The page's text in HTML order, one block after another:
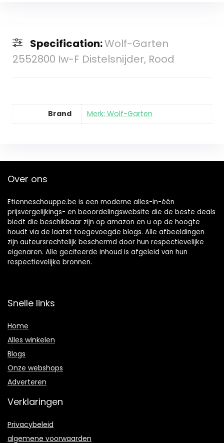
Specification:Wolf-Garten
2552800 Iw-F Distelsnijder, Rood
Brand Merk: Wolf-Garten
Over ons
Etienneschouppe.be is een moderne alles-in-één
prijsvergelijkings- en beoordelingswebsite die de beste deals
biedt die beschikbaar zijn op amazon en u op de hoogte
houdt via de laatst toegevoegde blogs. Alle afbeeldingen
zijn auteursrechtelijk beschermd door hun respectievelijke
eigenaren. Alle geciteerde inhoud is afgeleid van hun
respectievelijke bronnen.
Snelle links
Home
Alles winkelen
Blogs
Onze webshops
Adverteren
Verklaringen
Privacybeleid
algemene voorwaarden